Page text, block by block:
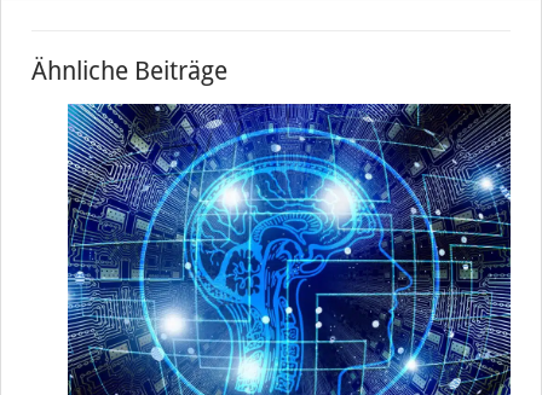
Ähnliche Beiträge